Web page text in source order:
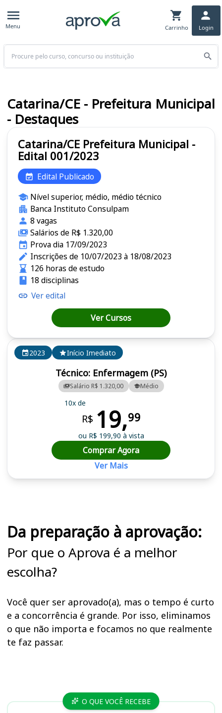
Menu Carrinho Login
Buscar
2023 Início Imediato
Técnico: Enfermagem (PS)
Salário R$ 1.320,00 Médio
10x de
R$ 19,99
ou R$ 199,90 à vista
Comprar Agora
Ver Mais
Catarina/CE Prefeitura Municipal -
Edital 001/2023
Edital Publicado
Nível superior, médio, médio técnico
Banca Instituto Consulpam
8 vagas
Salários de R$ 1.320,00
Prova dia 17/09/2023
Inscrições de 10/07/2023 à 18/08/2023
126 horas de estudo
18 disciplinas
Ver edital
Ver Cursos
Catarina/CE - Prefeitura Municipal
- Destaques
Da preparação à aprovação:
Por que o Aprova é a melhor
escolha?
Você quer ser aprovado(a), mas o tempo é curto
e a concorrência é grande. Por isso, eliminamos
o que não importa e focamos no que realmente
te faz passar.
Cursos O QUE VOCÊ RECEBE